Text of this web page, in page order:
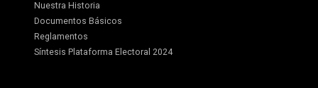
Nuestra Historia
Documentos Básicos
Reglamentos
Síntesis Plataforma Electoral 2024